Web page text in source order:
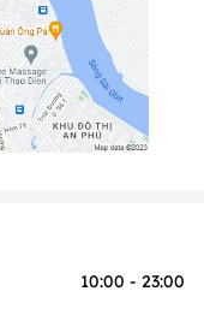
10:00 - 23:00